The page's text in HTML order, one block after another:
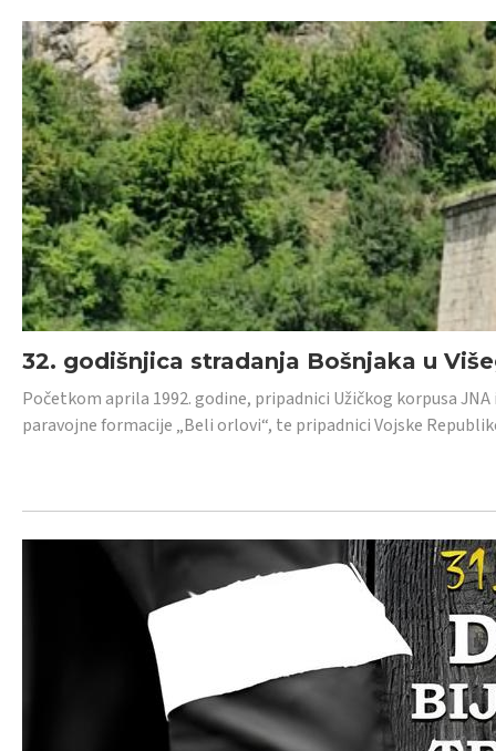
32. godišnjica stradanja Bošnjaka u
Početkom aprila 1992. godine, pripadnici Užičkog korpusa
paravojne formacije „Beli orlovi“, te pripadnici Vojske